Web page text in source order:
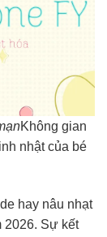
Không gian
nhật của bé
hay nâu nhạt
2026. Sự kết